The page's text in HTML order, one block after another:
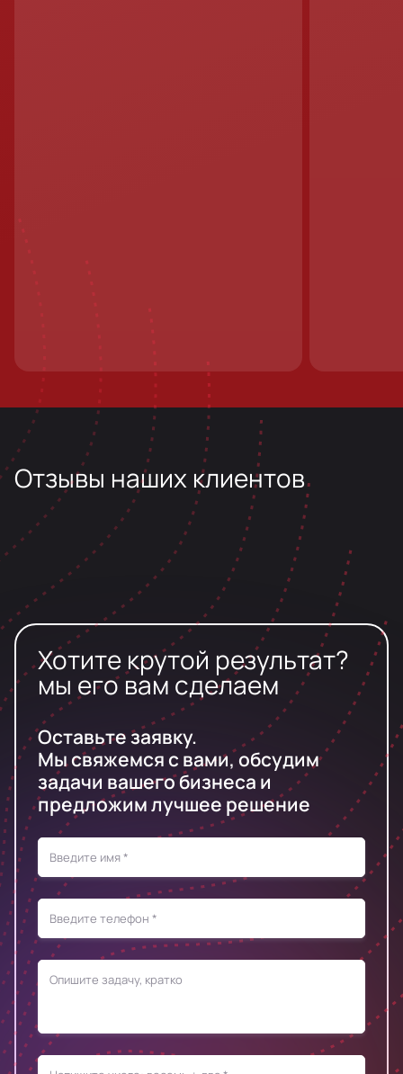
Отзывы наших клиентов
Хотите крутой результат?
мы его вам сделаем
Оставьте заявку.
Мы свяжемся с вами, обсудим
задачи вашего бизнеса и
предложим лучшее решение